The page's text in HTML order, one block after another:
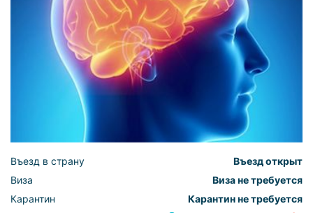
Въезд в страну
Въезд открыт
Виза
Виза не требуется
Карантин
Карантин не требуется